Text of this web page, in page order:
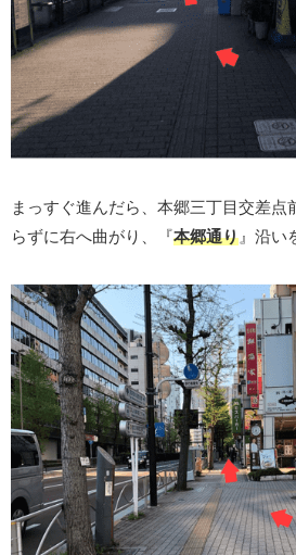
まっすぐ進んだら、本郷三丁目交差点
らずに右へ曲がり、『本郷通り 』沿い